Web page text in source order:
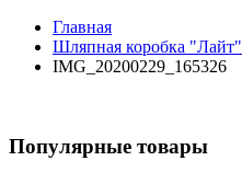
Главная
Шляпная коробка "Лайт"
IMG_20200229_165326
Популярные товары